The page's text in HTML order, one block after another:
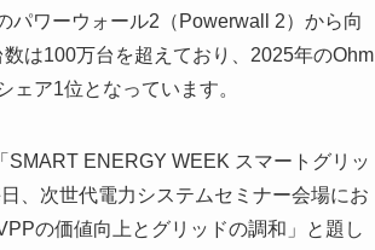
パワーウォール2（Powerwall 2）から向
は100万台を超えており、2025年のOhm
ア1位となっています。
ENERGY WEEK スマートグリッ
、次世代電力システムセミナー会場にお
の価値向上とグリッドの調和」と題し